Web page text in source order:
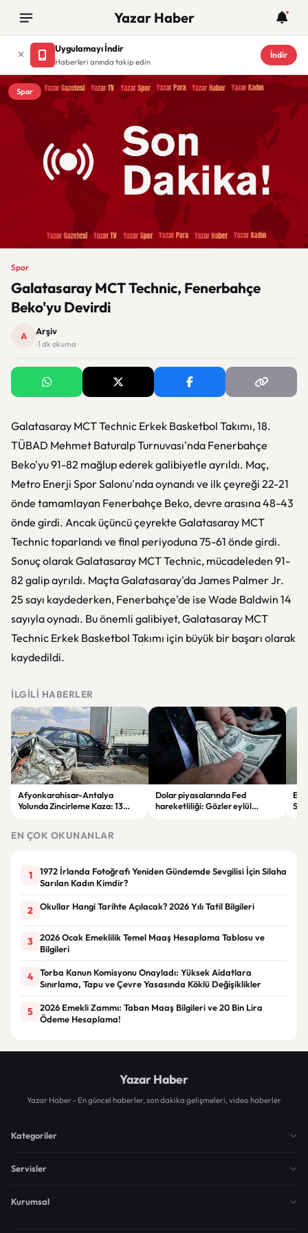
Yazar Haber
Uygulamayı İndir
Haberleri anında takip edin
İndir
Spor
Spor
Galatasaray MCT Technic, Fenerbahçe
Beko'yu Devirdi
A Arşiv
· 1 dk okuma
Galatasaray MCT Technic Erkek Basketbol Takımı, 18.
TÜBAD Mehmet Baturalp Turnuvası'nda Fenerbahçe
Beko'yu 91-82 mağlup ederek galibiyetle ayrıldı. Maç,
Metro Enerji Spor Salonu'nda oynandı ve ilk çeyreği 22-21
önde tamamlayan Fenerbahçe Beko, devre arasına 48-43
önde girdi. Ancak üçüncü çeyrekte Galatasaray MCT
Technic toparlandı ve final periyoduna 75-61 önde girdi.
Sonuç olarak Galatasaray MCT Technic, mücadeleden 91-
82 galip ayrıldı. Maçta Galatasaray'da James Palmer Jr.
25 sayı kaydederken, Fenerbahçe'de ise Wade Baldwin 14
sayıyla oynadı. Bu önemli galibiyet, Galatasaray MCT
Technic Erkek Basketbol Takımı için büyük bir başarı olarak
kaydedildi.
İLGILI HABERLER
Afyonkarahisar-Antalya
Yolunda Zincirleme Kaza: 13
Dolar piyasalarında Fed
hareketliliği: Gözler eylül
EN ÇOK OKUNANLAR
1
1972 İrlanda Fotoğrafı Yeniden Gündemde Sevgilisi İçin Silaha
Sarılan Kadın Kimdir?
2 Okullar Hangi Tarihte Açılacak? 2026 Yılı Tatil Bilgileri
3
2026 Ocak Emeklilik Temel Maaş Hesaplama Tablosu ve
Bilgileri
4
Torba Kanun Komisyonu Onayladı: Yüksek Aidatlara
Sınırlama, Tapu ve Çevre Yasasında Köklü Değişiklikler
5
2026 Emekli Zammı: Taban Maaş Bilgileri ve 20 Bin Lira
Ödeme Hesaplama!
Yazar Haber
Yazar Haber - En güncel haberler, son dakika gelişmeleri, video haberler
Kategoriler
Servisler
Kurumsal